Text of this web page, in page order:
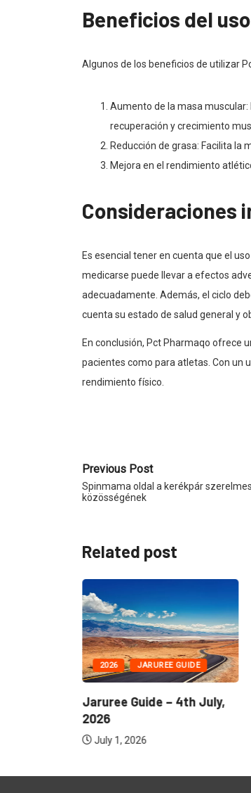
Beneficios del
Algunos de los beneficios de utilizar
Aumento de la masa
recuperación y crecimiento
Reducción de grasa: Facilita la
Mejora en el rendimiento
Consideraciones
Es esencial tener en cuenta que el
medicarse puede llevar a efectos
adecuadamente. Además, el ciclo
cuenta su estado de salud general y
En conclusión, Pct Pharmaqo ofrece
pacientes como para atletas. Con un
rendimiento físico.
Previous Post
Spinmama oldal a kerékpár
közösségének
Related post
2026 JARUREE GUIDE
Jaruree Guide – 4th July,
2026
July 1, 2026